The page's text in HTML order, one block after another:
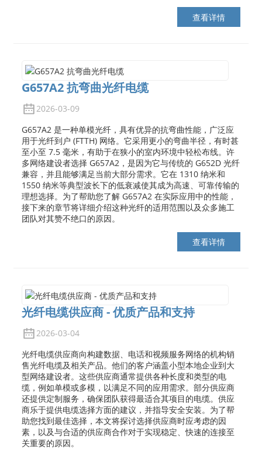
查看详情
G657A2 抗弯曲光纤电缆
2026-03-09
G657A2 是一种单模光纤，具有优异的抗弯曲性能，广泛应
用于光纤到户 (FTTH) 网络。它采用更小的弯曲半径，有时甚
至小至 7.5 毫米，有助于在狭小的室内环境中轻松布线。许
多网络建设者选择 G657A2，是因为它与传统的 G652D 光纤
兼容，并且能够满足当前大部分需求。它在 1310 纳米和
1550 纳米等典型波长下的低衰减使其成为高速、可靠传输的
理想选择。为了帮助您了解 G657A2 在实际应用中的性能，
接下来的章节将详细介绍这种光纤的适用范围以及众多施工
团队对其赞不绝口的原因。
查看详情
光纤电缆供应商 - 优质产品和支持
2026-03-04
光纤电缆供应商向构建数据、电话和视频服务网络的机构销
售光纤电缆及相关产品。他们的客户涵盖小型本地企业到大
型网络建设者。这些供应商通常提供各种长度和类型的电
缆，例如单模或多模，以满足不同的应用需求。部分供应商
还提供定制服务，确保团队获得最适合其项目的电缆。供应
商乐于提供电缆选择方面的建议，并指导安全安装。为了帮
助您找到最佳选择，本文将探讨选择供应商时应考虑的因
素，以及与合适的供应商合作对于实现稳定、快速的连接至
关重要的原因。